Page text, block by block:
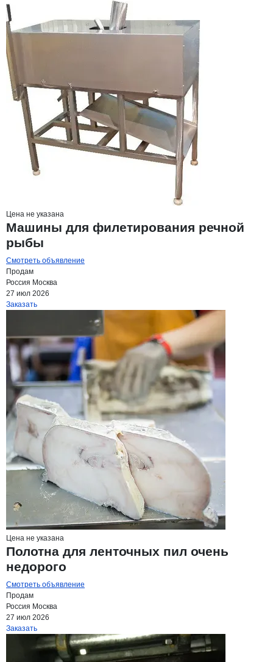
Цена не указана
Машины для филетирования речной
рыбы
Смотреть объявление
Продам
Россия Москва
27 июл 2026
Заказать
Цена не указана
Полотна для ленточных пил очень
недорого
Смотреть объявление
Продам
Россия Москва
27 июл 2026
Заказать